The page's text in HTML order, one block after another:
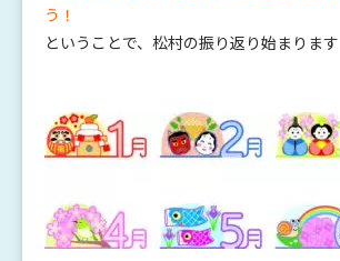
う！
ということで、松村の振り返り始まります